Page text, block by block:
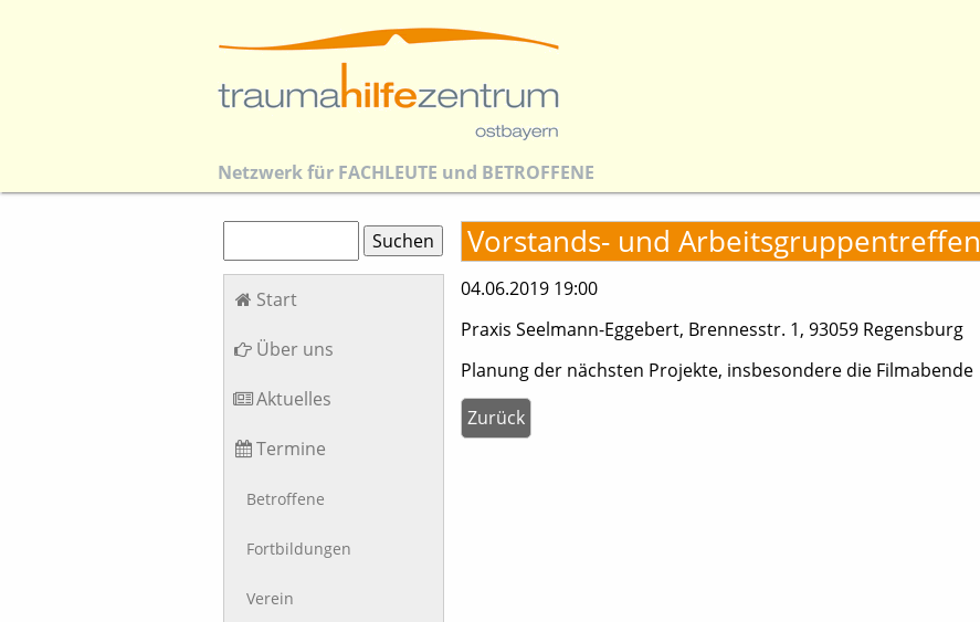
Netzwerk für FACHLEUTE und BETROFFENE
Vorstands- und Arbeitsgruppentreffen
04.06.2019 19:00
Praxis Seelmann-Eggebert, Brennesstr. 1, 93059 Regensburg
Planung der nächsten Projekte, insbesondere die Filmabende
Zurück
Suchen
Navigation
Start
Über uns
Aktuelles
Termine
Betroffene
Fortbildungen
Verein